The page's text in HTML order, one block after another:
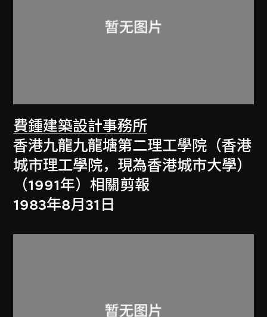
費鍾建築設計事務所
香港九龍九龍塘第二理工學院（香港
城市理工學院，現為香港城市大學）
（1991年）相關剪報
1983年8月31日